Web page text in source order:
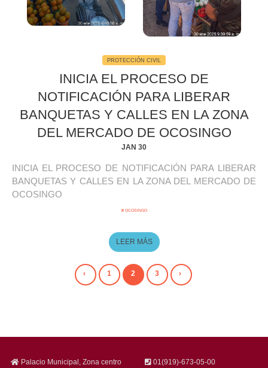
PROTECCIÓN CIVIL
INICIA EL PROCESO DE
NOTIFICACIÓN PARA LIBERAR
BANQUETAS Y CALLES EN LA ZONA
DEL MERCADO DE OCOSINGO
JAN 30
INICIA EL PROCESO DE NOTIFICACIÓN PARA LIBERAR
BANQUETAS Y CALLES EN LA ZONA DEL MERCADO DE
OCOSINGO
# OCOSINGO
LEER MÁS
‹ 1 2 3 ›
Palacio Municipal, Zona centro 01(919)-673-05-00